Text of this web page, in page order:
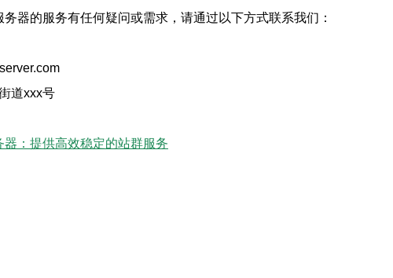
器的服务有任何疑问或需求，请通过以下方式联系我们：
道xxx号
器：提供高效稳定的站群服务